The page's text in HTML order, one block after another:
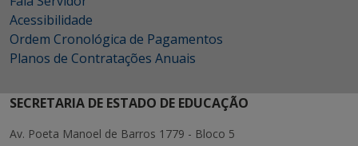
Acessibilidade
Ordem Cronológica de Pagamentos
Planos de Contratações Anuais
SECRETARIA DE ESTADO DE EDUCAÇÃO
Av. Poeta Manoel de Barros 1779 - Bloco 5